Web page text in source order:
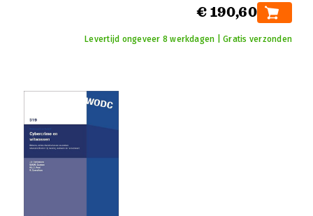
€ 190,60
Levertijd ongeveer 8 werkdagen | Gratis verzonden